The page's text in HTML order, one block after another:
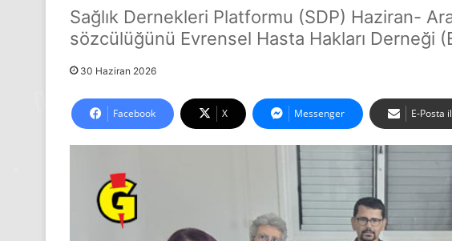
Sağlık Dernekleri Platformu (SDP) Haziran-
sözcülüğünü Evrensel Hasta Hakları Derneği
30 Haziran 2026
Facebook X Messenger E-Posta